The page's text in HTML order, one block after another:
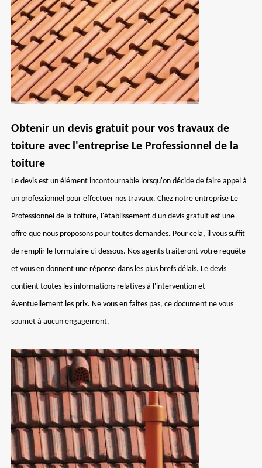
Obtenir un devis gratuit pour vos travaux de
toiture avec l'entreprise Le Professionnel de la
toiture
Le devis est un élément incontournable lorsqu'on décide de faire appel à
un professionnel pour effectuer nos travaux. Chez notre entreprise Le
Professionnel de la toiture, l'établissement d'un devis gratuit est une
offre que nous proposons pour toutes demandes. Pour cela, il vous suffit
de remplir le formulaire ci-dessous. Nos agents traiteront votre requête
et vous en donnent une réponse dans les plus brefs délais. Le devis
contient toutes les informations relatives à l'intervention et
éventuellement les prix. Ne vous en faites pas, ce document ne vous
soumet à aucun engagement.